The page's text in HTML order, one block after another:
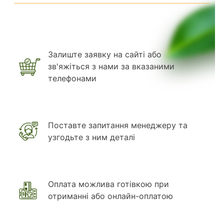
Залиште заявку на сайті або
зв'яжіться з нами за вказаними
телефонами
Поставте запитання менеджеру та
узгодьте з ним деталі
Оплата можлива готівкою при
отриманні або онлайн-оплатою